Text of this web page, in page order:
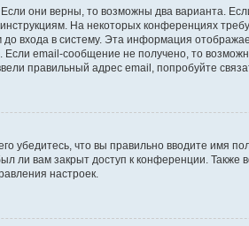
они верны, то возможны два варианта.
На некоторых конференциях
входа в систему. Эта информация
email-сообщение не получено, то
правильный адрес email, попробуйте
убедитесь, что вы правильно вводите имя
ли вам закрыт доступ к конференции.
настроек.